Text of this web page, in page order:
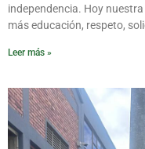
independencia. Hoy
más educación, respeto,
Leer más »